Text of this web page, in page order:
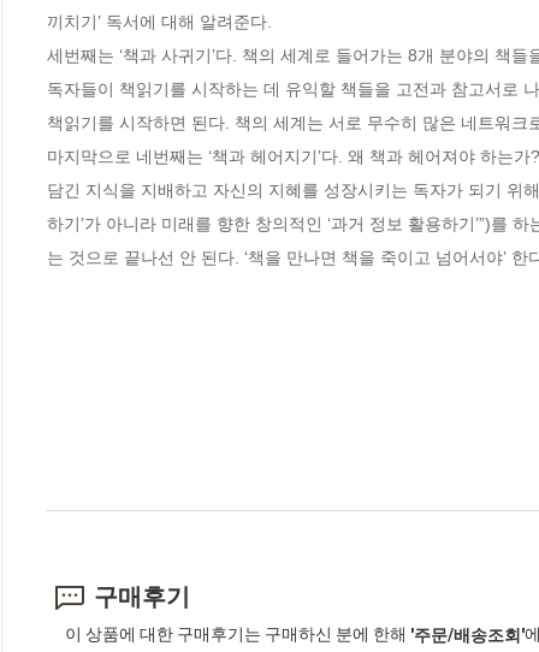
끼치기’ 독서에 대해 알려준다.
세번째는 ‘책과 사귀기’다. 책의 세계로 들어가는 8개 분야의 책들
독자들이 책읽기를 시작하는 데 유익할 책들을 고전과 참고서로
책읽기를 시작하면 된다. 책의 세계는 서로 무수히 많은 네트워
마지막으로 네번째는 ‘책과 헤어지기’다. 왜 책과 헤어져야 하는
담긴 지식을 지배하고 자신의 지혜를 성장시키는 독자가 되기 위
하기’가 아니라 미래를 향한 창의적인 ‘과거 정보 활용하기’”)를
는 것으로 끝나선 안 된다. ‘책을 만나면 책을 죽이고 넘어서야’
구매후기
이 상품에 대한 구매후기는 구매하신 분에 한해 '주문/배송조회'